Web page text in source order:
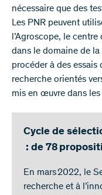
nécessaire que des
Les PNR peuvent
l’Agroscope, le
dans le domaine de
procéder à des
recherche orientés
mis en œuvre dans
Cycle de
: de 78
En mars 2022, le
recherche et à